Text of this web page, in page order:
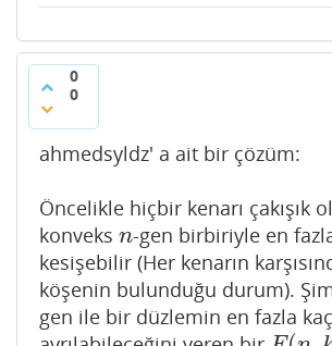
0
0
ahmedsyldz' a ait bir çözüm:
Öncelikle hiçbir kenarı çakışık
konveks n
n-gen birbiriyle en
kesişebilir (Her kenarın
köşenin bulunduğu durum).
gen ile bir düzlemin en fazla